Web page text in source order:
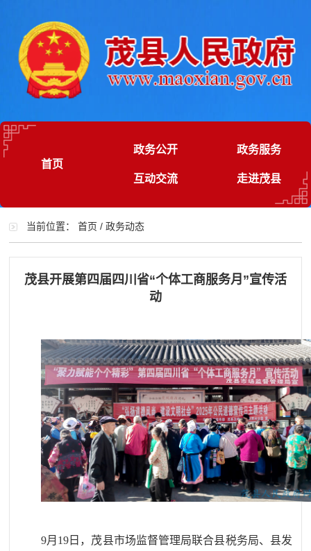
首页
政务公开 政务服务
互动交流 走进茂县
当前位置：首页 /政务动态
茂县开展第四届四川省“个体工商服务月”宣传活
动
9月19日，茂县市场监督管理局联合县税务局、县发